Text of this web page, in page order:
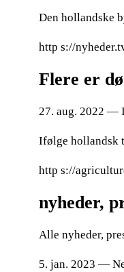
Den hollandske
http s://
Flere er
27. aug. 2022 —
Ifølge hollandsk
http s://
nyheder,
Alle nyheder,
5. jan. 2023 —